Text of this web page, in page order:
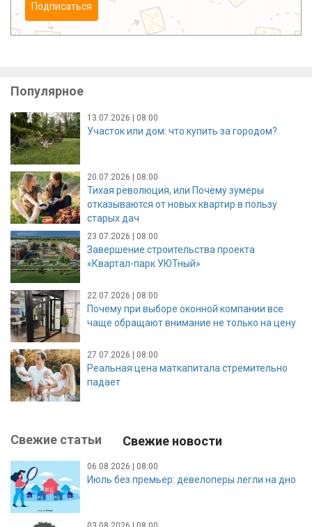
Подписаться
Популярное
13.07.2026 | 08:00
Участок или дом: что купить за городом?
20.07.2026 | 08:00
Тихая революция, или Почему зумеры
отказываются от новых квартир в пользу
старых дач
23.07.2026 | 08:00
Завершение строительства проекта
«Квартал-парк УЮТный»
22.07.2026 | 08:00
Почему при выборе оконной компании все
чаще обращают внимание не только на цену
27.07.2026 | 08:00
Реальная цена маткапитала стремительно
падает
Свежие статьи Свежие новости
06.08.2026 | 08:00
Июль без премьер: девелоперы легли на дно